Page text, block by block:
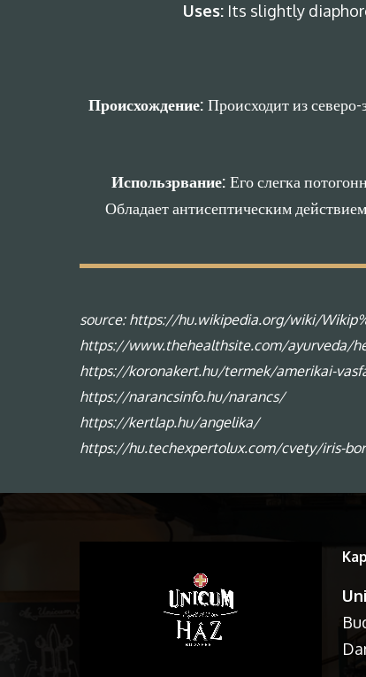
Uses: Its slightly
Происхождение: Происходит из
Использрвание: Его слегка
Обладает антисептическим
source: https://hu.wikipedia.org/wiki/
https://www.thehealthsite.com/ayurveda/
https://koronakert.hu/termek/amerikai-
https://narancsinfo.hu/narancs/
https://kertlap.hu/angelika/
https://hu.techexpertolux.com/cvety/iris-